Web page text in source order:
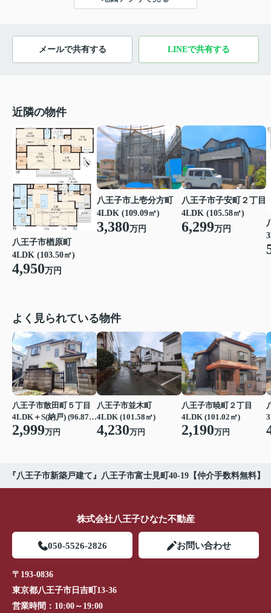
メールで共有する LINEで共有する
近隣の物件
八王子市楢原町
4LDK (103.50㎡)
4,950万円
八王子市上壱分方町
4LDK (109.09㎡)
3,380万円
八王子市子安町２丁目
4LDK (105.58㎡)
6,299万円
よく見られている物件
八王子市散田町５丁目
4LDK＋S(納戸) (96.87㎡)
2,999万円
八王子市並木町
4LDK (101.58㎡)
4,230万円
八王子市暁町２丁目
4LDK (101.02㎡)
2,190万円
八王子市新築戸建て』八王子市富士見町40-19【仲介手数料無料】
株式会社八王子ひなた不動産
050-5526-2826 お問い合わせ
〒193-0836
東京都八王子市日吉町13-36
営業時間： 10:00～19:00